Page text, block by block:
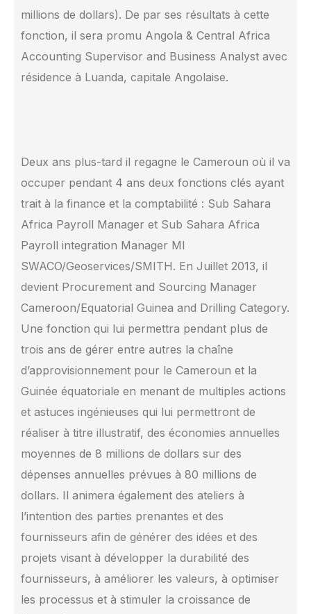
millions de dollars)‎. De par ses résultats à cette
fonction, il sera promu Angola & Central Africa
Accounting Supervisor and Business Analyst avec
résidence à Luanda, capitale Angolaise.
Deux ans plus-tard il regagne le Cameroun où il va
occuper pendant 4 ans deux fonctions clés ayant
trait à la finance et la comptabilité : Sub Sahara
Africa Payroll Manager et Sub Sahara Africa
Payroll integration Manager MI
SWACO/Geoservices/SMITH. En Juillet 2013, il
devient Procurement and Sourcing Manager
Cameroon/Equatorial Guinea and Drilling Category.
Une fonction qui lui permettra pendant plus de
trois ans de gérer entre autres la chaîne
d’approvisionnement pour le Cameroun et la
Guinée équatoriale en menant de multiples actions
et astuces ingénieuses qui lui permettront de
réaliser à titre illustratif, des économies annuelles
moyennes de 8 millions de dollars sur des
dépenses annuelles prévues à 80 millions de
dollars. Il animera également des ateliers à
l’intention des parties prenantes et des
fournisseurs afin de générer des idées et des
projets visant à développer la durabilité des
fournisseurs, à améliorer les valeurs, à optimiser
les processus et à stimuler la croissance de